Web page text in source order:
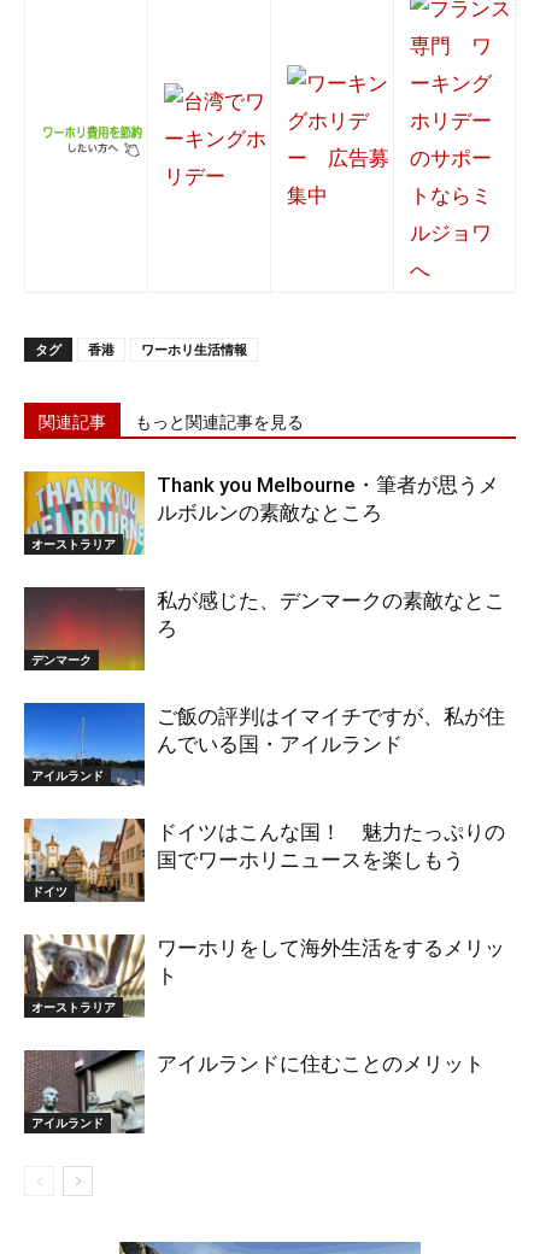
タグ 香港 ワーホリ生活情報
関連記事 もっと関連記事を見る
オーストラリア
Thank you Melbourne・筆者が思うメ
ルボルンの素敵なところ
デンマーク
私が感じた、デンマークの素敵なとこ
ろ
アイルランド
ご飯の評判はイマイチですが、私が住
んでいる国・アイルランド
ドイツ
ドイツはこんな国！ 魅力たっぷりの
国でワーホリニュースを楽しもう
オーストラリア
ワーホリをして海外生活をするメリッ
ト
アイルランド
アイルランドに住むことのメリット